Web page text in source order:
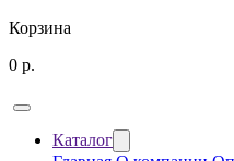
Корзина
0 р.
Каталог